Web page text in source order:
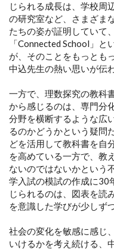
じられる成長は、学校周
の研究室など、さまざま
たちの姿が証明していて
「Connected School」
が、そのことをもっとも
中込先生の熱い思いが伝
一方で、理数探究の教科
から感じるのは、専門分
分野を横断するような広
るのかどうかという疑問
どを活用して教科書を自
を高めている一方で、教
ないのではないかという
学入試の模試の作成に30
じられるのは、図表を読
を意識した学びが少しず
社会の変化を敏感に感じ
いけるかを考え続ける、